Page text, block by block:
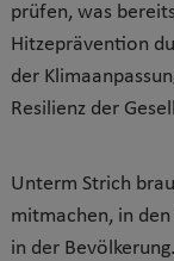
prüfen, was
Hitzeprävention
der
Resilienz der
Unterm Strich
mitmachen, in
in der